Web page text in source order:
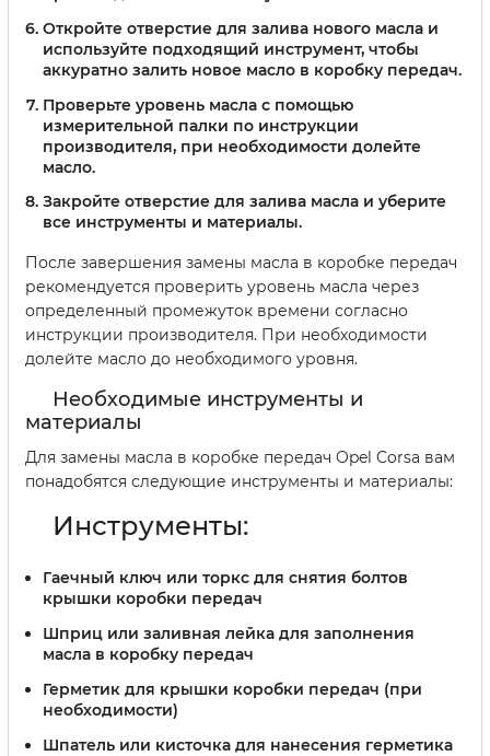
Откройте отверстие для залива нового масла и
используйте подходящий инструмент, чтобы
аккуратно залить новое масло в коробку передач.
Проверьте уровень масла с помощью
измерительной палки по инструкции
производителя, при необходимости долейте
масло.
Закройте отверстие для залива масла и уберите
все инструменты и материалы.
После завершения замены масла в коробке передач
рекомендуется проверить уровень масла через
определенный промежуток времени согласно
инструкции производителя. При необходимости
долейте масло до необходимого уровня.
Необходимые инструменты и
материалы
Для замены масла в коробке передач Opel Corsa вам
понадобятся следующие инструменты и материалы:
Инструменты:
Гаечный ключ или торкс для снятия болтов
крышки коробки передач
Шприц или заливная лейка для заполнения
масла в коробку передач
Герметик для крышки коробки передач (при
необходимости)
Шпатель или кисточка для нанесения герметика